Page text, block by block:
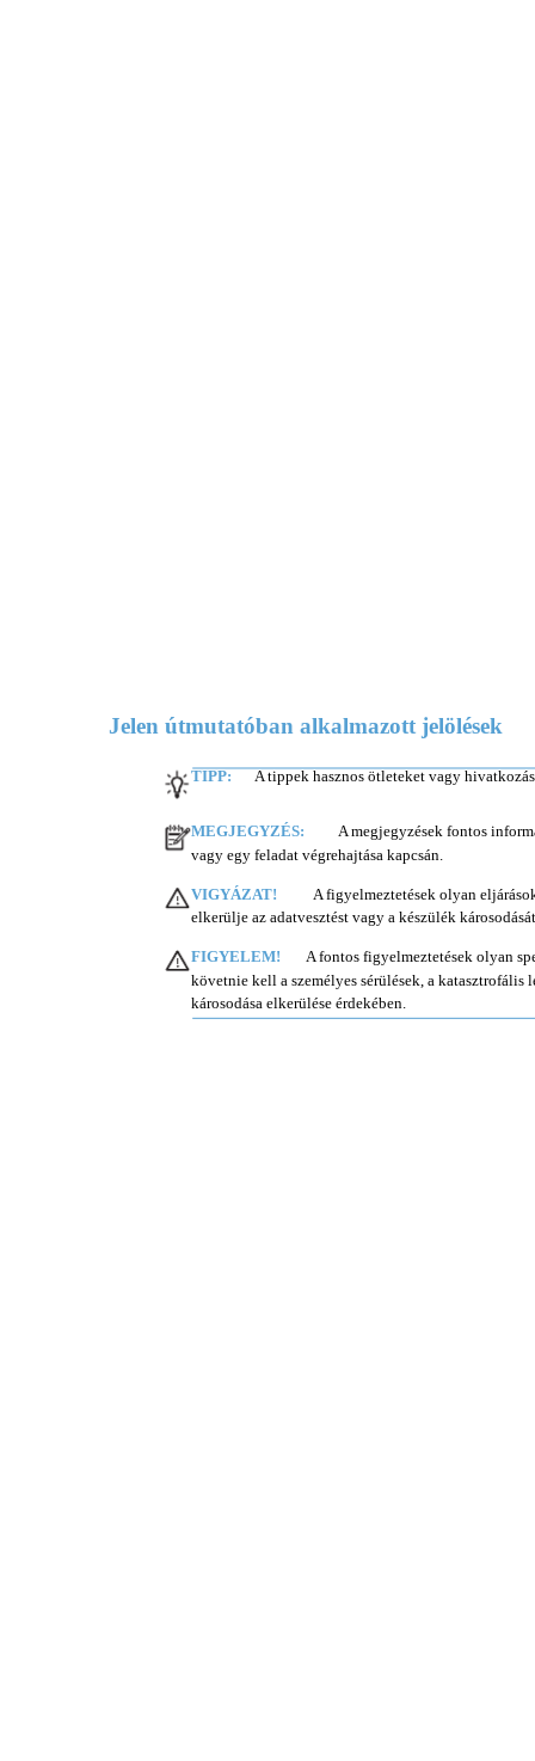
Jelen útmutatóban alkalmazott jelölések
TIPP: A tippek hasznos ötleteket vagy
MEGJEGYZÉS:
A megjegyzések fontos
vagy egy feladat végrehajtása kapcsán.
VIGYÁZAT!
A figyelmeztetések olyan
elkerülje az adatvesztést vagy a készülék
FIGYELEM!
A fontos figyelmeztetések olyan
követnie kell a személyes sérülések, a
károsodása elkerülése érdekében.